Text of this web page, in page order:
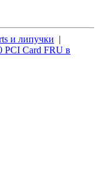
и липучки |
PCI Card FRU в